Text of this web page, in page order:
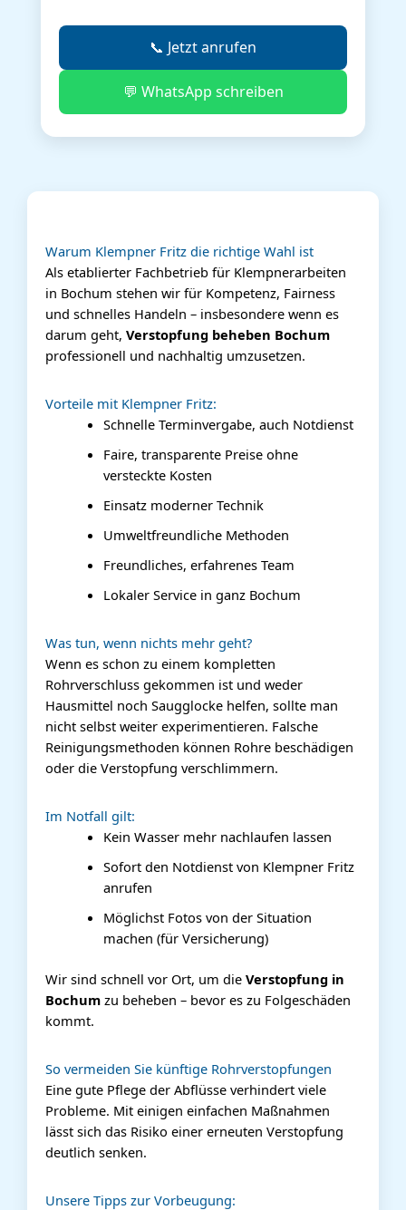
📞 Jetzt anrufen
💬 WhatsApp schreiben
Warum Klempner Fritz die richtige Wahl ist
Als etablierter Fachbetrieb für Klempnerarbeiten
in Bochum stehen wir für Kompetenz, Fairness
und schnelles Handeln – insbesondere wenn es
darum geht, Verstopfung beheben Bochum
professionell und nachhaltig umzusetzen.
Vorteile mit Klempner Fritz:
Schnelle Terminvergabe, auch Notdienst
Faire, transparente Preise ohne
versteckte Kosten
Einsatz moderner Technik
Umweltfreundliche Methoden
Freundliches, erfahrenes Team
Lokaler Service in ganz Bochum
Was tun, wenn nichts mehr geht?
Wenn es schon zu einem kompletten
Rohrverschluss gekommen ist und weder
Hausmittel noch Saugglocke helfen, sollte man
nicht selbst weiter experimentieren. Falsche
Reinigungsmethoden können Rohre beschädigen
oder die Verstopfung verschlimmern.
Im Notfall gilt:
Kein Wasser mehr nachlaufen lassen
Sofort den Notdienst von Klempner Fritz
anrufen
Möglichst Fotos von der Situation
machen (für Versicherung)
Wir sind schnell vor Ort, um die Verstopfung in
Bochum zu beheben – bevor es zu Folgeschäden
kommt.
So vermeiden Sie künftige Rohrverstopfungen
Eine gute Pflege der Abflüsse verhindert viele
Probleme. Mit einigen einfachen Maßnahmen
lässt sich das Risiko einer erneuten Verstopfung
deutlich senken.
Unsere Tipps zur Vorbeugung: